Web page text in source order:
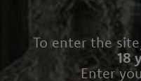
To enter the
18
Enter